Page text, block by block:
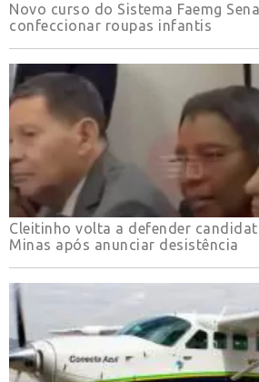
Novo curso do Sistema Faemg
confeccionar roupas infantis
Cleitinho volta a defender
Minas após anunciar desistência